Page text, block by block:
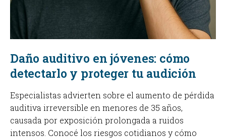
Daño auditivo en jóvenes: cómo
detectarlo y proteger tu audición
Especialistas advierten sobre el aumento de pérdida
auditiva irreversible en menores de 35 años,
causada por exposición prolongada a ruidos
intensos. Conocé los riesgos cotidianos y cómo